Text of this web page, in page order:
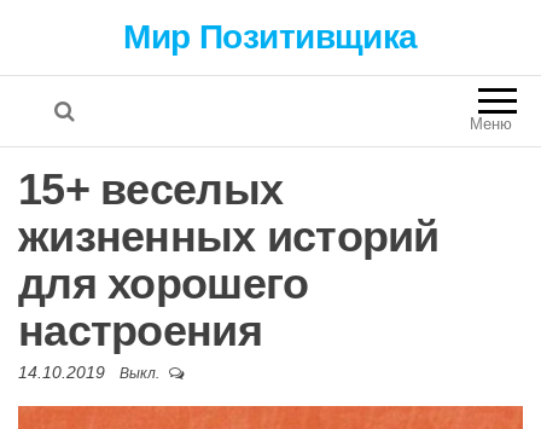
Мир Позитивщика
Меню
15+ веселых
жизненных историй
для хорошего
настроения
14.10.2019 Выкл.